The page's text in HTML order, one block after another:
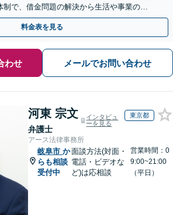
制で、借金問題の解決から生活や事業の立
ます。【法人・個人】
料金表を見る
わせ メールでお問い合わせ
河東 宗文
弁護士
インタビュ
ーを見る
東京都
アース法律事務所
岐阜市 か
らも相談
受付中
面談方法(対面・
電話・ビデオな
ど)は応相談
営業時間：0
9:00~21:00
（平日）